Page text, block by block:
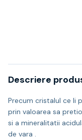
Descriere
Precum cristalul ce Ii
prin valoarea sa
si a mineralitatii
de vara .